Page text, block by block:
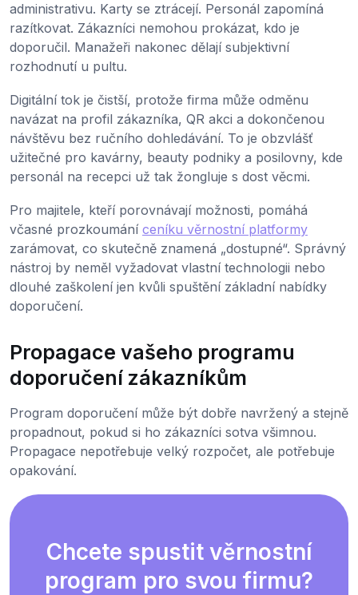
administrativu. Karty se ztrácejí. Personál zapomíná
razítkovat. Zákazníci nemohou prokázat, kdo je
doporučil. Manažeři nakonec dělají subjektivní
rozhodnutí u pultu.
Digitální tok je čistší, protože firma může odměnu
navázat na profil zákazníka, QR akci a dokončenou
návštěvu bez ručního dohledávání. To je obzvlášť
užitečné pro kavárny, beauty podniky a posilovny, kde
personál na recepci už tak žongluje s dost věcmi.
Pro majitele, kteří porovnávají možnosti, pomáhá
včasné prozkoumání ceníku věrnostní platformy
zarámovat, co skutečně znamená „dostupné“. Správný
nástroj by neměl vyžadovat vlastní technologii nebo
dlouhé zaškolení jen kvůli spuštění základní nabídky
doporučení.
Propagace vašeho programu
doporučení zákazníkům
Program doporučení může být dobře navržený a stejně
propadnout, pokud si ho zákazníci sotva všimnou.
Propagace nepotřebuje velký rozpočet, ale potřebuje
opakování.
Chcete spustit věrnostní
program pro svou firmu?